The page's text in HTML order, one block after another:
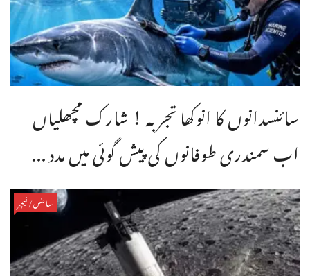
سائنسدانوں کا انوکھا تجربہ ! شارک مچھلیاں
اب سمندری طوفانوں کی پیش گوئی میں مدد ...
سائنس/فیچر